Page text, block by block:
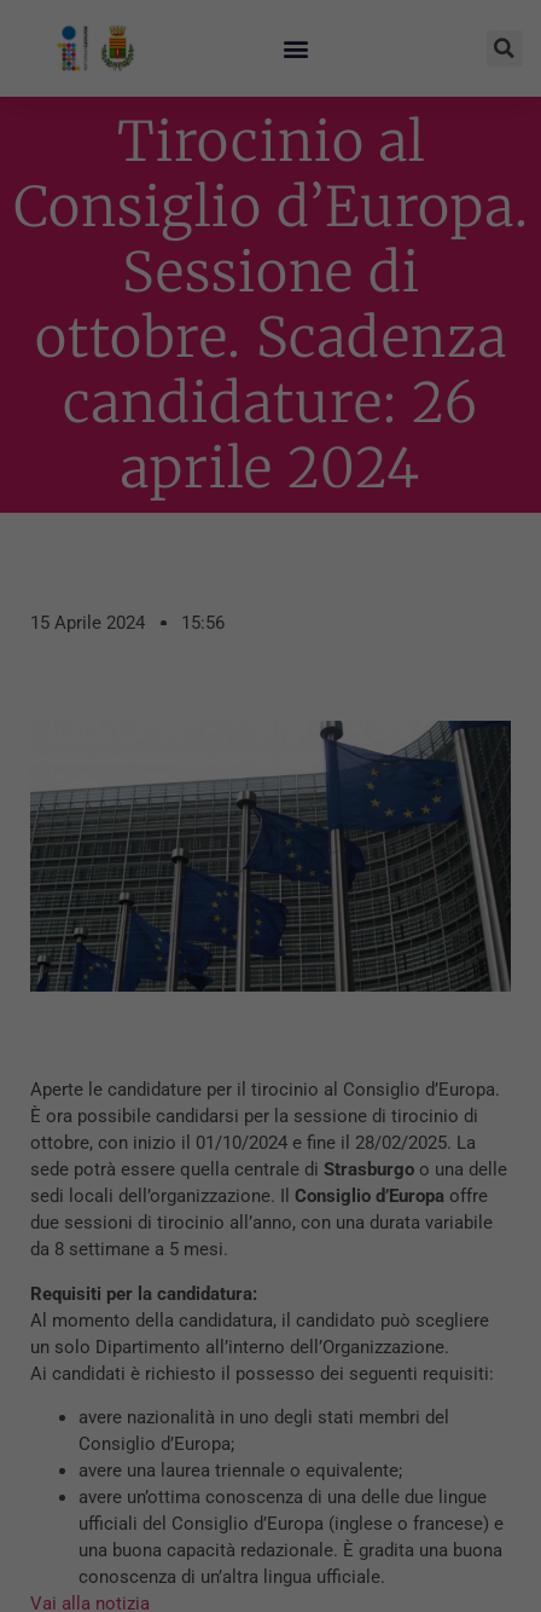
Tirocinio al
Consiglio d’Europa.
Sessione di
ottobre. Scadenza
candidature: 26
aprile 2024
15 Aprile 2024 15:56
Aperte le candidature per il tirocinio al Consiglio d’Europa.
È ora possibile candidarsi per la sessione di tirocinio di
ottobre, con inizio il 01/10/2024 e fine il 28/02/2025. La
sede potrà essere quella centrale di Strasburgo o una delle
sedi locali dell’organizzazione. Il Consiglio d’Europa offre
due sessioni di tirocinio all’anno, con una durata variabile
da 8 settimane a 5 mesi.
Requisiti per la candidatura:
Al momento della candidatura, il candidato può scegliere
un solo Dipartimento all’interno dell’Organizzazione.
Ai candidati è richiesto il possesso dei seguenti requisiti:
avere nazionalità in uno degli stati membri del
Consiglio d’Europa;
avere una laurea triennale o equivalente;
avere un’ottima conoscenza di una delle due lingue
ufficiali del Consiglio d’Europa (inglese o francese) e
una buona capacità redazionale. È gradita una buona
conoscenza di un’altra lingua ufficiale.
Vai alla notizia